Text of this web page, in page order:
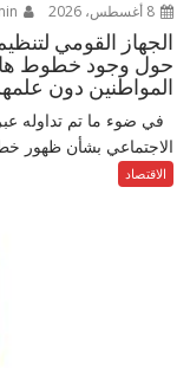
8 أغسطس، 2026
الجهاز القومي
حول وجود خطوط
المواطنين دون
في ضوء ما تم تداوله
الاجتماعي بشأن ظهور
الاقتصاد